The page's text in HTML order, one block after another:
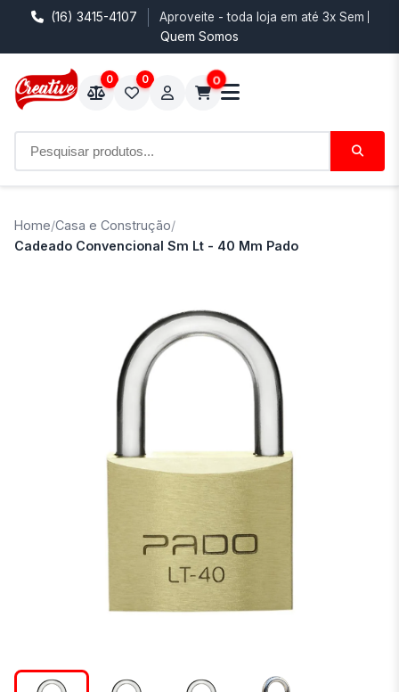
(16) 3415-4107 Aproveite - toda loja em até 3x Sem
Quem Somos
0 0 0
Home/Casa e Construção/
Cadeado Convencional Sm Lt - 40 Mm Pado